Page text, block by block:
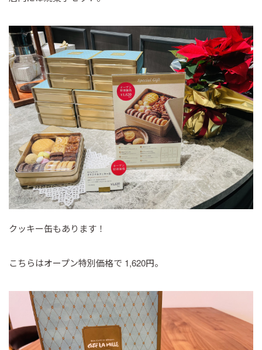
クッキー缶もあります！
こちらはオープン特別価格で 1,620円。